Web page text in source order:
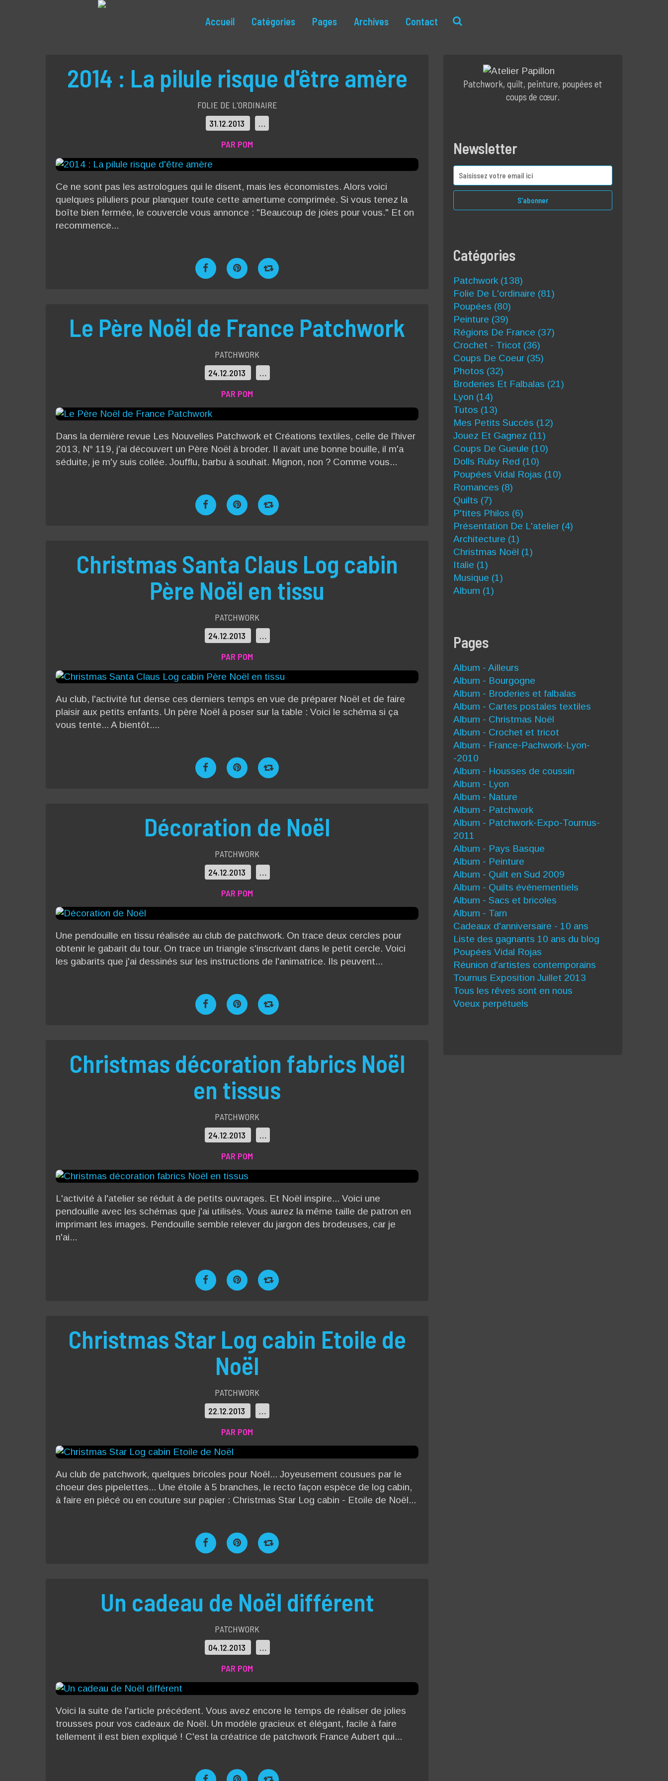
Accueil Catégories Pages Archives Contact
2014 : La pilule risque d'être amère
FOLIE DE L'ORDINAIRE
31.12.2013
…
PAR POM
Ce ne sont pas les astrologues qui le disent, mais les économistes. Alors voici
quelques piluliers pour planquer toute cette amertume comprimée. Si vous tenez la
boîte bien fermée, le couvercle vous annonce : "Beaucoup de joies pour vous." Et on
recommence...
Le Père Noël de France Patchwork
PATCHWORK
24.12.2013
…
PAR POM
Dans la dernière revue Les Nouvelles Patchwork et Créations textiles, celle de l'hiver
2013, N° 119, j'ai découvert un Père Noël à broder. Il avait une bonne bouille, il m'a
séduite, je m'y suis collée. Joufflu, barbu à souhait. Mignon, non ? Comme vous...
Christmas Santa Claus Log cabin
Père Noël en tissu
PATCHWORK
24.12.2013
…
PAR POM
Au club, l'activité fut dense ces derniers temps en vue de préparer Noël et de faire
plaisir aux petits enfants. Un père Noël à poser sur la table : Voici le schéma si ça
vous tente... A bientôt....
Décoration de Noël
PATCHWORK
24.12.2013
…
PAR POM
Une pendouille en tissu réalisée au club de patchwork. On trace deux cercles pour
obtenir le gabarit du tour. On trace un triangle s'inscrivant dans le petit cercle. Voici
les gabarits que j'ai dessinés sur les instructions de l'animatrice. Ils peuvent...
Christmas décoration fabrics Noël
en tissus
PATCHWORK
24.12.2013
…
PAR POM
L'activité à l'atelier se réduit à de petits ouvrages. Et Noël inspire... Voici une
pendouille avec les schémas que j'ai utilisés. Vous aurez la même taille de patron en
imprimant les images. Pendouille semble relever du jargon des brodeuses, car je
n'ai...
Christmas Star Log cabin Etoile de
Noël
PATCHWORK
22.12.2013
…
PAR POM
Au club de patchwork, quelques bricoles pour Noël... Joyeusement cousues par le
choeur des pipelettes... Une étoile à 5 branches, le recto façon espèce de log cabin,
à faire en piécé ou en couture sur papier : Christmas Star Log cabin - Etoile de Noël...
Un cadeau de Noël différent
PATCHWORK
04.12.2013
…
PAR POM
Voici la suite de l'article précédent. Vous avez encore le temps de réaliser de jolies
trousses pour vos cadeaux de Noël. Un modèle gracieux et élégant, facile à faire
tellement il est bien expliqué ! C'est la créatrice de patchwork France Aubert qui...
Newsletter
Catégories
Patchwork (138)
Folie De L'ordinaire (81)
Poupées (80)
Peinture (39)
Régions De France (37)
Crochet - Tricot (36)
Coups De Coeur (35)
Photos (32)
Broderies Et Falbalas (21)
Lyon (14)
Tutos (13)
Mes Petits Succès (12)
Jouez Et Gagnez (11)
Coups De Gueule (10)
Dolls Ruby Red (10)
Poupées Vidal Rojas (10)
Romances (8)
Quilts (7)
P'tites Philos (6)
Présentation De L'atelier (4)
Architecture (1)
Christmas Noël (1)
Italie (1)
Musique (1)
Album (1)
Pages
Album - Ailleurs
Album - Bourgogne
Album - Broderies et falbalas
Album - Cartes postales textiles
Album - Christmas Noël
Album - Crochet et tricot
Album - France-Pachwork-Lyon-
-2010
Album - Housses de coussin
Album - Lyon
Album - Nature
Album - Patchwork
Album - Patchwork-Expo-Tournus-
2011
Album - Pays Basque
Album - Peinture
Album - Quilt en Sud 2009
Album - Quilts événementiels
Album - Sacs et bricoles
Album - Tarn
Cadeaux d'anniversaire - 10 ans
Liste des gagnants 10 ans du blog
Poupées Vidal Rojas
Réunion d'artistes contemporains
Tournus Exposition Juillet 2013
Tous les rêves sont en nous
Voeux perpétuels
Patchwork, quilt, peinture, poupées et
coups de cœur.